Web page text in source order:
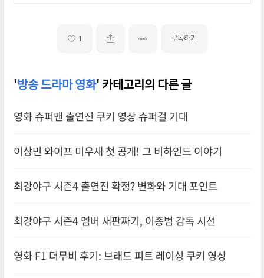
1 구독하기
'방송 드라마 영화' 카테고리의 다른 글
영화 슈퍼맨 출연진 쿠키 영상 슈퍼걸 기대
이상민 와이프 미우새 첫 공개! 그 비하인드 이야기
최강야구 시즌4 출연진 확정? 변화와 기대 포인트
최강야구 시즌4 멤버 새판짜기, 이종범 감독 시선
영화 F1 더무비 후기: 브래드 피트 레이싱 쿠키 영상